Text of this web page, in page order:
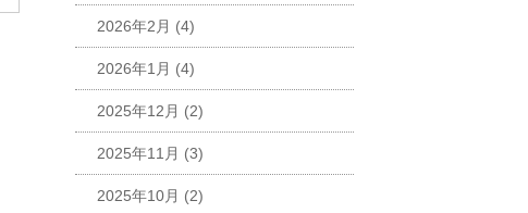
2026年2月 (4)
2026年1月 (4)
2025年12月 (2)
2025年11月 (3)
2025年10月 (2)